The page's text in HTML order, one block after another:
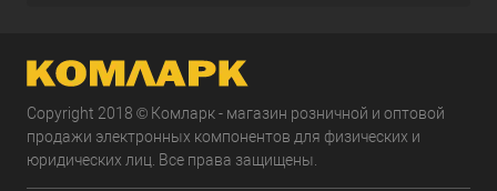
Copyright 2018 © Комларк - магазин розничной и оптовой
продажи электронных компонентов для физических и
юридических лиц. Все права защищены.